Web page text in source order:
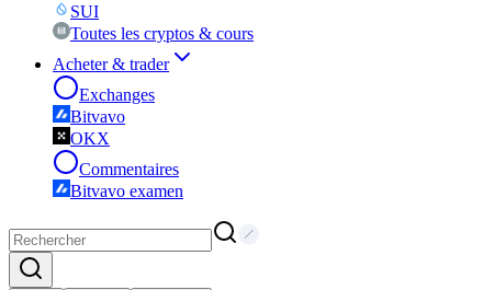
SUI
Toutes les cryptos & cours
Acheter & trader
Exchanges
Bitvavo
OKX
Commentaires
Bitvavo examen